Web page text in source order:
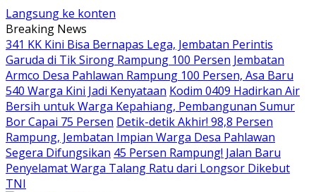
Langsung ke konten
Breaking News
341 KK Kini Bisa Bernapas Lega, Jembatan Perintis
Garuda di Tik Sirong Rampung 100 Persen Jembatan
Armco Desa Pahlawan Rampung 100 Persen, Asa Baru
540 Warga Kini Jadi Kenyataan Kodim 0409 Hadirkan Air
Bersih untuk Warga Kepahiang, Pembangunan Sumur
Bor Capai 75 Persen Detik-detik Akhir! 98,8 Persen
Rampung, Jembatan Impian Warga Desa Pahlawan
Segera Difungsikan 45 Persen Rampung! Jalan Baru
Penyelamat Warga Talang Ratu dari Longsor Dikebut
TNI